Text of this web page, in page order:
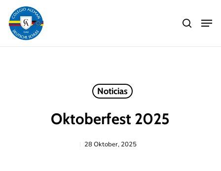
main
content
search
Noticias
Oktoberfest 2025
28 Oktober, 2025